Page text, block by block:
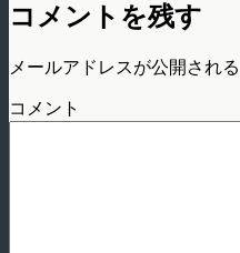
コメントを残す
メールアドレスが公開され
コメント